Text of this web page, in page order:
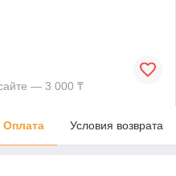
— 3 000 ₸
Оплата Условия возврата